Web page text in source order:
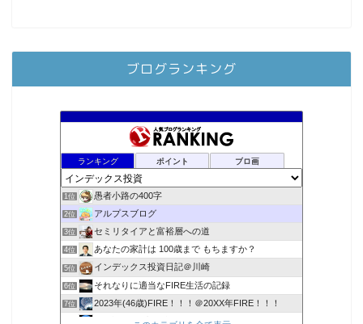
ブログランキング
ランキング ポイント ブロ画
1位 愚者小路の400字
2位 アルプスブログ
3位 セミリタイアと富裕層への道
4位 あなたの家計は 100歳まで もちますか？
5位 インデックス投資日記＠川崎
6位 それなりに適当なFIRE生活の記録
7位 2023年(46歳)FIRE！！！＠20XX年FIRE！！！
3階建ての資産形成